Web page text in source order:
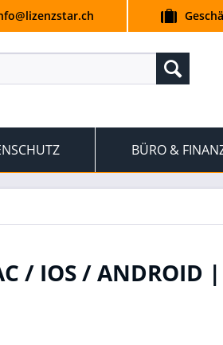
BÜRO &
/ IOS / ANDROID |